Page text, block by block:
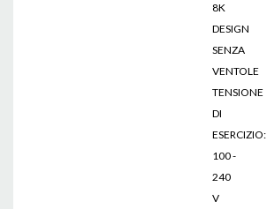
8K
DESIGN
SENZA
VENTOLE
TENSIONE
DI
ESERCIZIO:
100 -
240
V